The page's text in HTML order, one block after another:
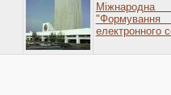
"Формування
електронного